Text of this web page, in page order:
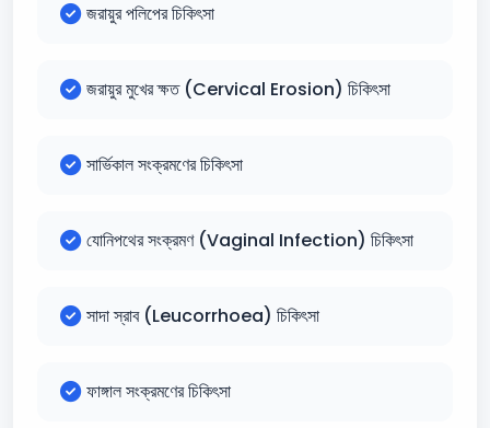
জরায়ুর পলিপের চিকিৎসা
জরায়ুর মুখের ক্ষত (Cervical Erosion) চিকিৎসা
সার্ভিকাল সংক্রমণের চিকিৎসা
যোনিপথের সংক্রমণ (Vaginal Infection) চিকিৎসা
সাদা স্রাব (Leucorrhoea) চিকিৎসা
ফাঙ্গাল সংক্রমণের চিকিৎসা